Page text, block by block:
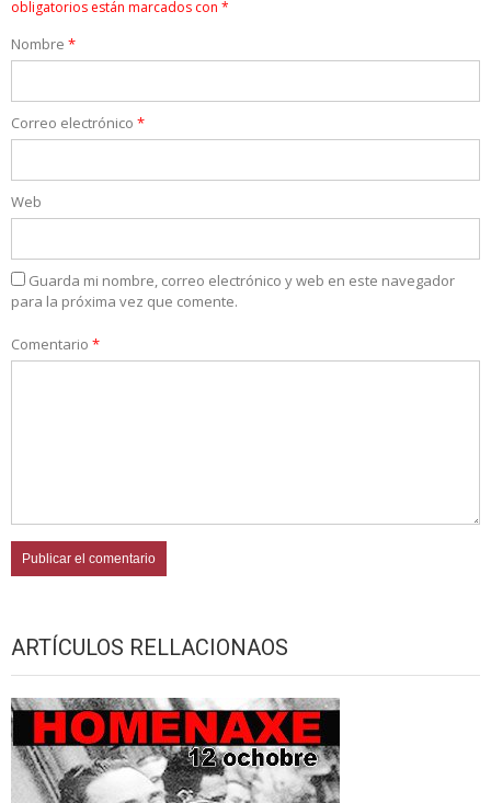
obligatorios están marcados con *
Nombre *
Correo electrónico *
Web
Guarda mi nombre, correo electrónico y web en este navegador
para la próxima vez que comente.
Comentario *
ARTÍCULOS RELLACIONAOS